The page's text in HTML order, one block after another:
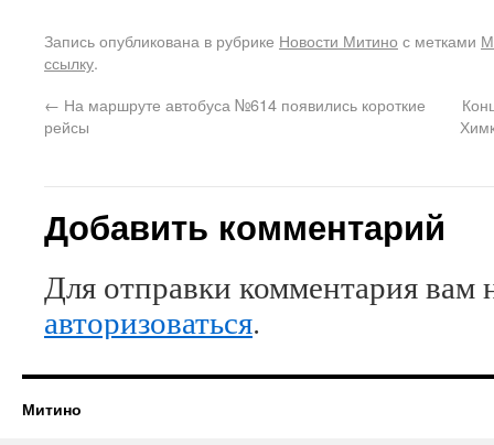
Запись опубликована в рубрике Новости Митино с метками
ссылку.
← На маршруте автобуса №614 появились короткие
рейсы
Добавить комментарий
Для отправки комментария вам
авторизоваться.
Митино